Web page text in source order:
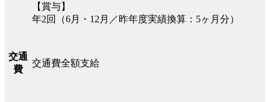
【賞与】
年2回（6月・12月／昨年度実績換算：5ヶ月分）
交通
費
交通費全額支給